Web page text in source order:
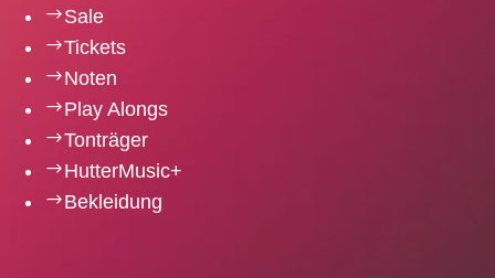
$Sale
$Tickets
$Noten
$Play Alongs
$Tonträger
$HutterMusic+
$Bekleidung